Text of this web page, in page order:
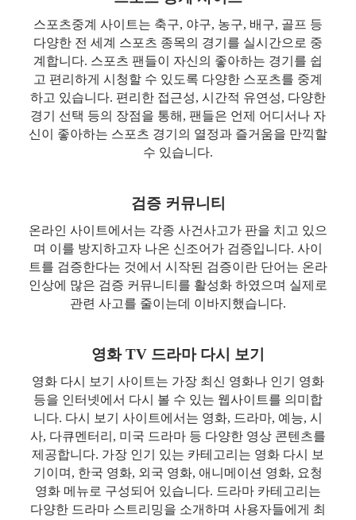
스포츠중계 사이트는 축구, 야구, 농구, 배구, 골프 등
다양한 전 세계 스포츠 종목의 경기를 실시간으로 중
계합니다. 스포츠 팬들이 자신의 좋아하는 경기를 쉽
고 편리하게 시청할 수 있도록 다양한 스포츠를 중계
하고 있습니다. 편리한 접근성, 시간적 유연성, 다양한
경기 선택 등의 장점을 통해, 팬들은 언제 어디서나 자
신이 좋아하는 스포츠 경기의 열정과 즐거움을 만끽할
수 있습니다.
검증 커뮤니티
온라인 사이트에서는 각종 사건사고가 판을 치고 있으
며 이를 방지하고자 나온 신조어가 검증입니다. 사이
트를 검증한다는 것에서 시작된 검증이란 단어는 온라
인상에 많은 검증 커뮤니티를 활성화 하였으며 실제로
관련 사고를 줄이는데 이바지했습니다.
영화 TV 드라마 다시 보기
영화 다시 보기 사이트는 가장 최신 영화나 인기 영화
등을 인터넷에서 다시 볼 수 있는 웹사이트를 의미합
니다. 다시 보기 사이트에서는 영화, 드라마, 예능, 시
사, 다큐멘터리, 미국 드라마 등 다양한 영상 콘텐츠를
제공합니다. 가장 인기 있는 카테고리는 영화 다시 보
기이며, 한국 영화, 외국 영화, 애니메이션 영화, 요청
영화 메뉴로 구성되어 있습니다. 드라마 카테고리는
다양한 드라마 스트리밍을 소개하며 사용자들에게 최